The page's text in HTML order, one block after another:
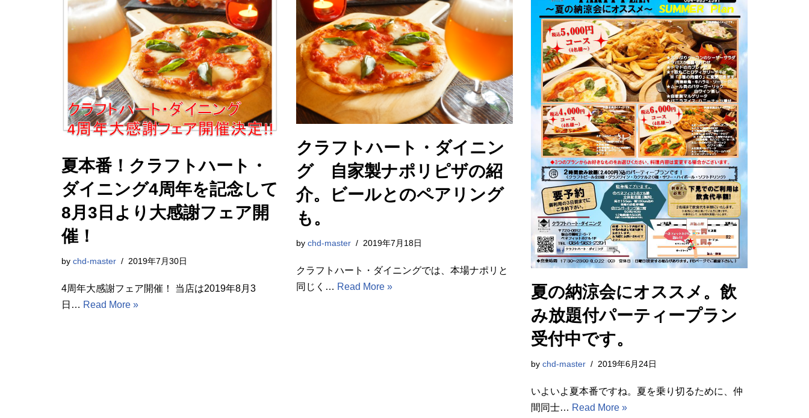
夏本番！クラフトハート・
ダイニング4周年を記念して
8月3日より大感謝フェア開
催！
by chd-master 2019年7月30日
4周年大感謝フェア開催！ 当店は2019年8月3
日… Read More »
クラフトハート・ダイニン
グ 自家製ナポリピザの紹
介。ビールとのペアリング
も。
by chd-master 2019年7月18日
クラフトハート・ダイニングでは、本場ナポリと
同じく… Read More »
夏の納涼会にオススメ。飲
み放題付パーティープラン
受付中です。
by chd-master 2019年6月24日
いよいよ夏本番ですね。夏を乗り切るために、仲
間同士… Read More »